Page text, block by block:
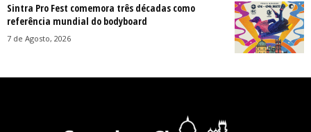
Sintra Pro Fest comemora três décadas como
referência mundial do bodyboard
7 de Agosto, 2026